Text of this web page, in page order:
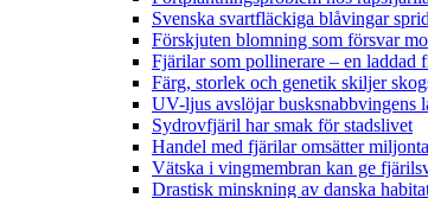
Svenska svartfläckiga blåvingar
Förskjuten blomning som försvar
Fjärilar som pollinerare – en laddad
Färg, storlek och genetik skiljer
UV-ljus avslöjar busksnabbvingens
Sydrovfjäril har smak för stadslivet
Handel med fjärilar omsätter
Vätska i vingmembran kan ge
Drastisk minskning av danska